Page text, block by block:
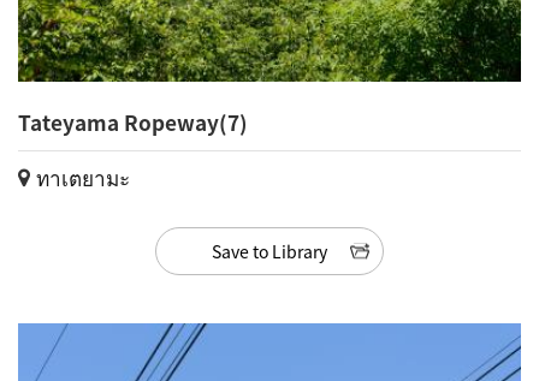
Tateyama Ropeway(7)
ทาเตยามะ
Save to Library